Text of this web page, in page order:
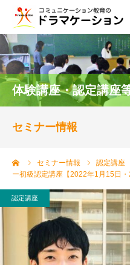
体験講座・認定講座
セミナー情報
セミナー情報 認定講座
ー初級認定講座【2022年1月15日・
認定講座
ドラマケーションとは
blog
講師
センター概要
ご依頼・お問い合わせ